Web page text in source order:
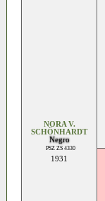
NORA V.
SCHÖNHARDT
Negro
PSZ ZS 4330
1931